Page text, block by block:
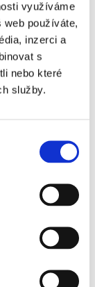
využíváme
web používáte,
inzerci a
s
nebo které
služby.